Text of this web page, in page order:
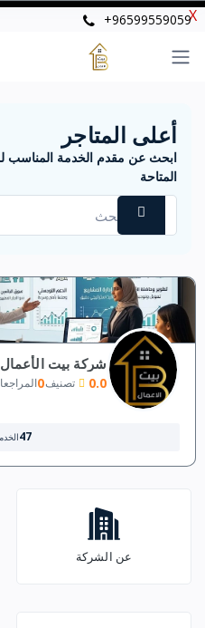
X
+96599559059
أعلى المتاجر
ابحث عن مقدم الخدمة المناسب
المتاحة
شركة بيت الأعمال
0.0 تصنيف0
47
عن الشركة